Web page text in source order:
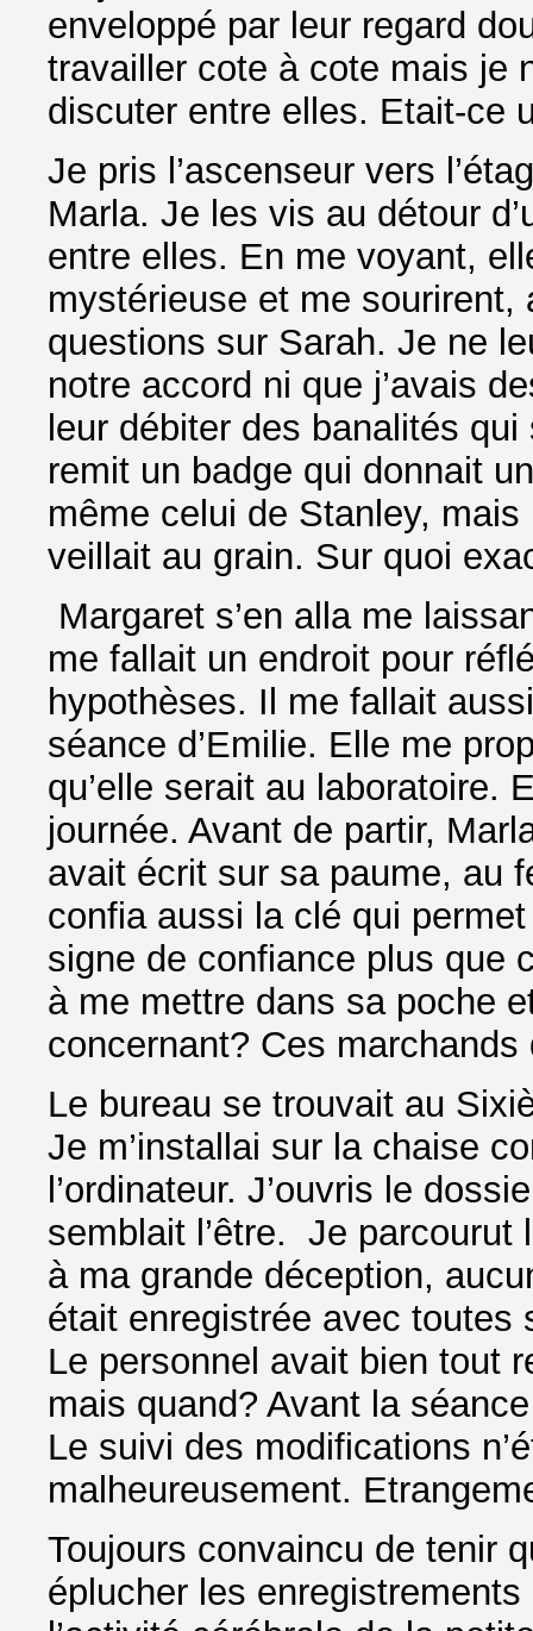
enveloppé par leur regard
travailler cote à cote mais je
discuter entre elles. Etait-ce
Je pris l’ascenseur vers
Marla. Je les vis au détour
entre elles. En me voyant,
mystérieuse et me
questions sur Sarah. Je ne
notre accord ni que j’avais
leur débiter des banalités
remit un badge qui donnait
même celui de Stanley,
veillait au grain. Sur quoi
Margaret s’en alla me
me fallait un endroit pour
hypothèses. Il me fallait
séance d’Emilie. Elle me
qu’elle serait au laboratoire.
journée. Avant de partir,
avait écrit sur sa paume, au
confia aussi la clé qui
signe de confiance plus que
à me mettre dans sa poche
concernant? Ces
Le bureau se trouvait au
Je m’installai sur la chaise
l’ordinateur. J’ouvris le
semblait l’être. Je
à ma grande déception,
était enregistrée avec toutes
Le personnel avait bien tout
mais quand? Avant la
Le suivi des modifications
malheureusement.
Toujours convaincu de tenir
éplucher les